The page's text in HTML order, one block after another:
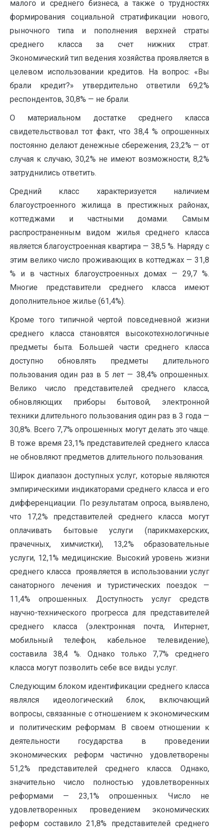
малого и среднего бизнеса, а также о трудностях
формирования социальной стратификации нового,
рыночного типа и пополнения верхней страты
среднего класса за счет нижних страт.
Экономический тип ведения хозяйства проявляется в
целевом использовании кредитов. На вопрос: «Вы
брали кредит?» утвердительно ответили 69,2%
респондентов, 30,8% — не брали.
О материальном достатке среднего класса
свидетельствовал тот факт, что 38,4 % опрошенных
постоянно делают денежные сбережения, 23,2% — от
случая к случаю, 30,2% не имеют возможности, 8,2%
затруднились ответить.
Средний класс характеризуется наличием
благоустроенного жилища в престижных районах,
коттеджами и частными домами. Самым
распространенным видом жилья среднего класса
является благоустроенная квартира — 38,5 %. Наряду с
этим велико число проживающих в коттеджах — 31,8
% и в частных благоустроенных домах — 29,7 %.
Многие представители среднего класса имеют
дополнительное жилье (61,4%).
Кроме того типичной чертой повседневной жизни
среднего класса становятся высокотехнологичные
предметы быта. Большей части среднего класса
доступно обновлять предметы длительного
пользования один раз в 5 лет — 38,4% опрошенных.
Велико число представителей среднего класса,
обновляющих приборы бытовой, электронной
техники длительного пользования один раз в 3 года —
30,8%. Всего 7,7% опрошенных могут делать это чаще.
В тоже время 23,1% представителей среднего класса
не обновляют предметов длительного пользования.
Широк диапазон доступных услуг, которые являются
эмпирическими индикаторами среднего класса и его
дифференциации. По результатам опроса, выявлено,
что 17,2% представителей среднего класса могут
оплачивать бытовые услуги (парикмахерских,
прачечных, химчистки), 13,2% образовательные
услуги, 12,1% медицинские. Высокий уровень жизни
среднего класса проявляется в использовании услуг
санаторного лечения и туристических поездок —
11,4% опрошенных. Доступность услуг средств
научно-технического прогресса для представителей
среднего класса (электронная почта, Интернет,
мобильный телефон, кабельное телевидение),
составила 38,4 %. Однако только 7,7% среднего
класса могут позволить себе все виды услуг.
Следующим блоком идентификации среднего класса
являлся идеологический блок, включающий
вопросы, связанные с отношением к экономическим
и политическим реформам. В своем отношении к
деятельности государства в проведении
экономических реформ частично удовлетворены
51,2% представителей среднего класса. Однако,
значительно число полностью удовлетворенных
реформами — 23,1% опрошенных. Число не
удовлетворенных проведением экономических
реформ составило 21,8% представителей среднего